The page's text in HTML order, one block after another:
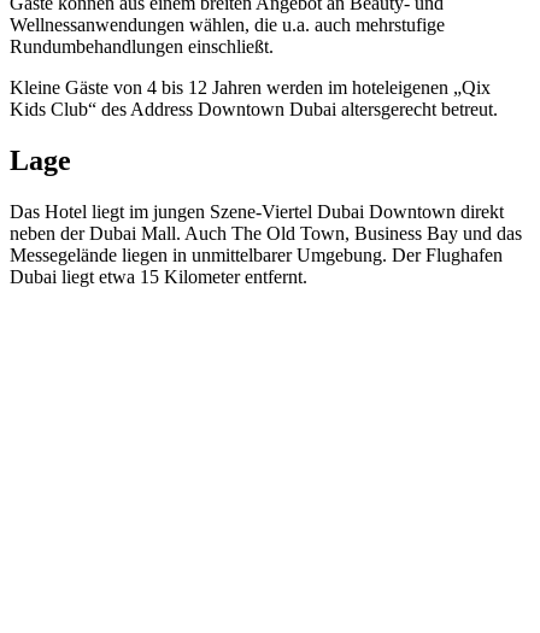
Wellnessanwendungen wählen, die u.a. auch mehrstufige
Rundumbehandlungen einschließt.
Kleine Gäste von 4 bis 12 Jahren werden im hoteleigenen „Qix
Kids Club“ des Address Downtown Dubai altersgerecht betreut.
Lage
Das Hotel liegt im jungen Szene-Viertel Dubai Downtown direkt
neben der Dubai Mall. Auch The Old Town, Business Bay und das
Messegelände liegen in unmittelbarer Umgebung. Der Flughafen
Dubai liegt etwa 15 Kilometer entfernt.